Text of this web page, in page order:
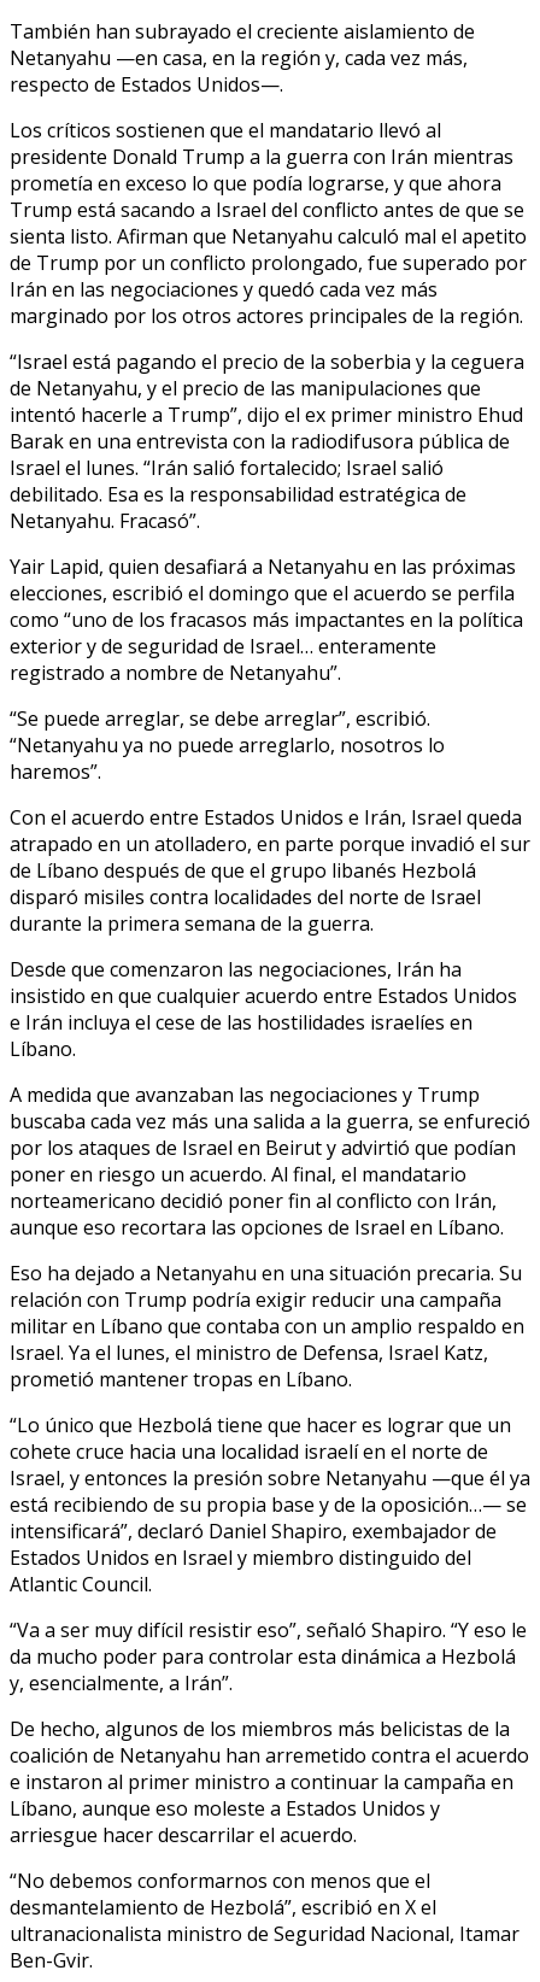
También han subrayado el creciente aislamiento de
Netanyahu —en casa, en la región y, cada vez más,
respecto de Estados Unidos—.
Los críticos sostienen que el mandatario llevó al
presidente Donald Trump a la guerra con Irán mientras
prometía en exceso lo que podía lograrse, y que ahora
Trump está sacando a Israel del conflicto antes de que se
sienta listo. Afirman que Netanyahu calculó mal el apetito
de Trump por un conflicto prolongado, fue superado por
Irán en las negociaciones y quedó cada vez más
marginado por los otros actores principales de la región.
“Israel está pagando el precio de la soberbia y la ceguera
de Netanyahu, y el precio de las manipulaciones que
intentó hacerle a Trump”, dijo el ex primer ministro Ehud
Barak en una entrevista con la radiodifusora pública de
Israel el lunes. “Irán salió fortalecido; Israel salió
debilitado. Esa es la responsabilidad estratégica de
Netanyahu. Fracasó”.
Yair Lapid, quien desafiará a Netanyahu en las próximas
elecciones, escribió el domingo que el acuerdo se perfila
como “uno de los fracasos más impactantes en la política
exterior y de seguridad de Israel… enteramente
registrado a nombre de Netanyahu”.
“Se puede arreglar, se debe arreglar”, escribió.
“Netanyahu ya no puede arreglarlo, nosotros lo
haremos”.
Con el acuerdo entre Estados Unidos e Irán, Israel queda
atrapado en un atolladero, en parte porque invadió el sur
de Líbano después de que el grupo libanés Hezbolá
disparó misiles contra localidades del norte de Israel
durante la primera semana de la guerra.
Desde que comenzaron las negociaciones, Irán ha
insistido en que cualquier acuerdo entre Estados Unidos
e Irán incluya el cese de las hostilidades israelíes en
Líbano.
A medida que avanzaban las negociaciones y Trump
buscaba cada vez más una salida a la guerra, se enfureció
por los ataques de Israel en Beirut y advirtió que podían
poner en riesgo un acuerdo. Al final, el mandatario
norteamericano decidió poner fin al conflicto con Irán,
aunque eso recortara las opciones de Israel en Líbano.
Eso ha dejado a Netanyahu en una situación precaria. Su
relación con Trump podría exigir reducir una campaña
militar en Líbano que contaba con un amplio respaldo en
Israel. Ya el lunes, el ministro de Defensa, Israel Katz,
prometió mantener tropas en Líbano.
“Lo único que Hezbolá tiene que hacer es lograr que un
cohete cruce hacia una localidad israelí en el norte de
Israel, y entonces la presión sobre Netanyahu —que él ya
está recibiendo de su propia base y de la oposición…— se
intensificará”, declaró Daniel Shapiro, exembajador de
Estados Unidos en Israel y miembro distinguido del
Atlantic Council.
“Va a ser muy difícil resistir eso”, señaló Shapiro. “Y eso le
da mucho poder para controlar esta dinámica a Hezbolá
y, esencialmente, a Irán”.
De hecho, algunos de los miembros más belicistas de la
coalición de Netanyahu han arremetido contra el acuerdo
e instaron al primer ministro a continuar la campaña en
Líbano, aunque eso moleste a Estados Unidos y
arriesgue hacer descarrilar el acuerdo.
“No debemos conformarnos con menos que el
desmantelamiento de Hezbolá”, escribió en X el
ultranacionalista ministro de Seguridad Nacional, Itamar
Ben-Gvir.